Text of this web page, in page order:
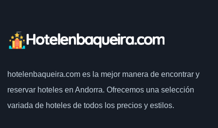
hotelenbaqueira.com es la mejor manera de encontrar y
reservar hoteles en Andorra. Ofrecemos una selección
variada de hoteles de todos los precios y estilos.